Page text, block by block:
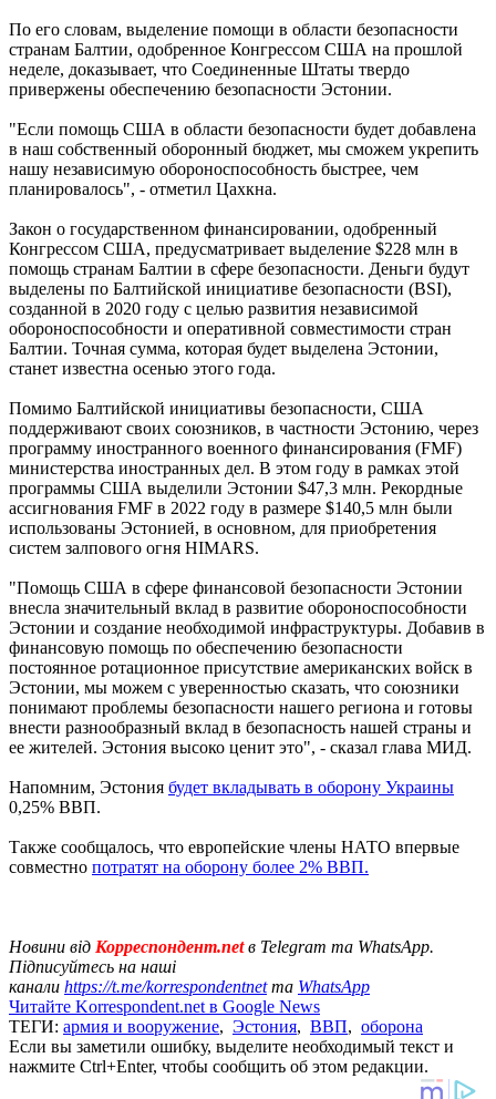
По его словам, выделение помощи в области безопасности
странам Балтии, одобренное Конгрессом США на прошлой
неделе, доказывает, что Соединенные Штаты твердо
привержены обеспечению безопасности Эстонии.
"Если помощь США в области безопасности будет добавлена
в наш собственный оборонный бюджет, мы сможем укрепить
нашу независимую обороноспособность быстрее, чем
планировалось", - отметил Цахкна.
Закон о государственном финансировании, одобренный
Конгрессом США, предусматривает выделение $228 млн в
помощь странам Балтии в сфере безопасности. Деньги будут
выделены по Балтийской инициативе безопасности (BSI),
созданной в 2020 году с целью развития независимой
обороноспособности и оперативной совместимости стран
Балтии. Точная сумма, которая будет выделена Эстонии,
станет известна осенью этого года.
Помимо Балтийской инициативы безопасности, США
поддерживают своих союзников, в частности Эстонию, через
программу иностранного военного финансирования (FMF)
министерства иностранных дел. В этом году в рамках этой
программы США выделили Эстонии $47,3 млн. Рекордные
ассигнования FMF в 2022 году в размере $140,5 млн были
использованы Эстонией, в основном, для приобретения
систем залпового огня HIMARS.
"Помощь США в сфере финансовой безопасности Эстонии
внесла значительный вклад в развитие обороноспособности
Эстонии и создание необходимой инфраструктуры. Добавив в
финансовую помощь по обеспечению безопасности
постоянное ротационное присутствие американских войск в
Эстонии, мы можем с уверенностью сказать, что союзники
понимают проблемы безопасности нашего региона и готовы
внести разнообразный вклад в безопасность нашей страны и
ее жителей. Эстония высоко ценит это", - сказал глава МИД.
Напомним, Эстония будет вкладывать в оборону Украины
0,25% ВВП.
Также сообщалось, что европейские члены НАТО впервые
совместно потратят на оборону более 2% ВВП.
Новини від Корреспондент.netв Telegram та WhatsApp.
Підписуйтесь на наші
канали https://t.me/korrespondentnetта WhatsApp
Читайте Korrespondent.net в Google News
ТЕГИ: армия и вооружение, Эстония, ВВП, оборона
Если вы заметили ошибку, выделите необходимый текст и
нажмите Ctrl+Enter, чтобы сообщить об этом редакции.